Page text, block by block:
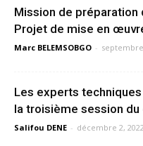
Mission de préparation
Projet de mise en
Marc BELEMSOBGO - septembre
Les experts
la troisième session du
Salifou DENE - décembre 2, 2022